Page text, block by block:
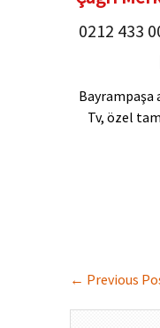
0212 433
Bayrampaşa
Tv, özel
← Previous